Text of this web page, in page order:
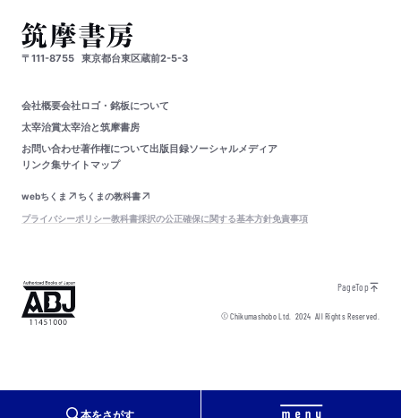
本をさがす
〒111-8755 東京都台東区蔵前2-5-3
会社概要会社ロゴ・銘板について
太宰治賞太宰治と筑摩書房
お問い合わせ著作権について出版目録ソーシャルメディア
リンク集サイトマップ
webちくま
ちくまの教科書
プライバシーポリシー教科書採択の公正確保に関する基本方針免責事項
PageTop
© Chikumashobo Ltd.2024 All Rights Reserved.